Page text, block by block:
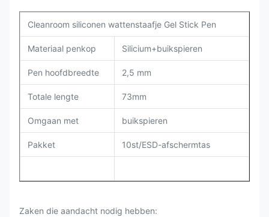
Cleanroom siliconen wattenstaafje Gel Stick Pen
Materiaal penkop Silicium+buikspieren
Pen hoofdbreedte 2,5 mm
Totale lengte 73mm
Omgaan met buikspieren
Pakket 10st/ESD-afschermtas
Zaken die aandacht nodig hebben: